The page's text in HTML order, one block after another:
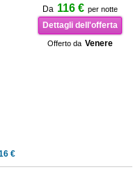
Da 116 € per notte
Dettagli dell'offerta
Offerto da Venere
€